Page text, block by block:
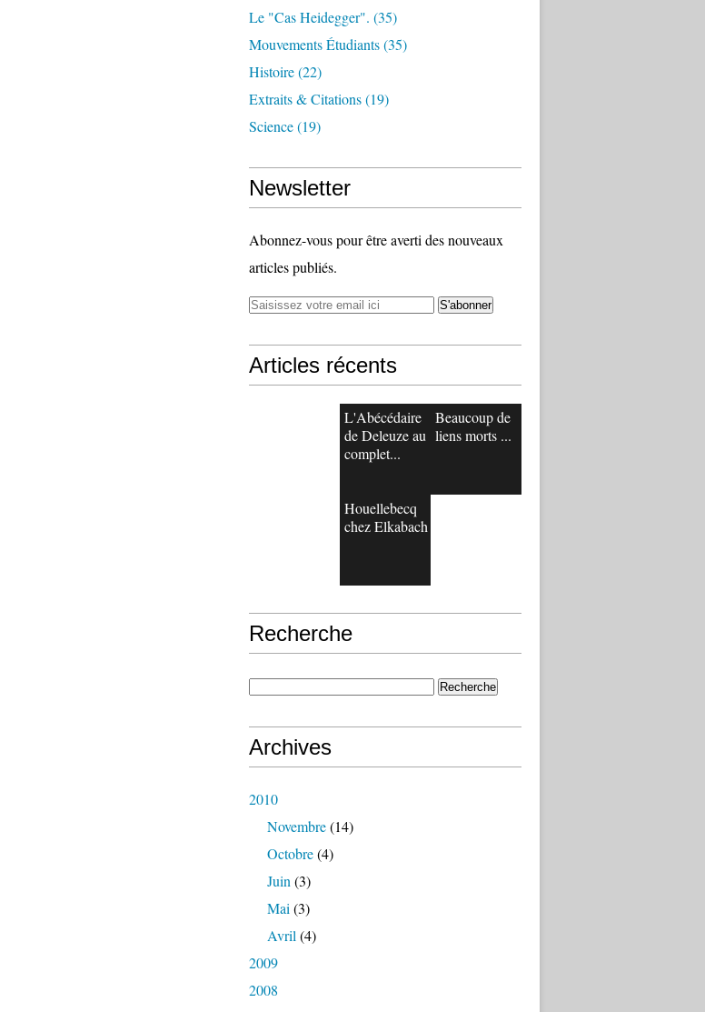
Le "cas Heidegger". (35)
Mouvements Étudiants(35)
Histoire(22)
Extraits & Citations(19)
Science(19)
Newsletter
Abonnez-vous pour être averti des nouveaux
articles publiés.
Articles récents
L'Abécédaire
de Deleuze au
complet...
Beaucoup de
liens morts ...
Houellebecq
chez Elkabach
Recherche
Archives
2010
Novembre(14)
Octobre(4)
Juin (3)
Mai (3)
Avril (4)
2009
2008